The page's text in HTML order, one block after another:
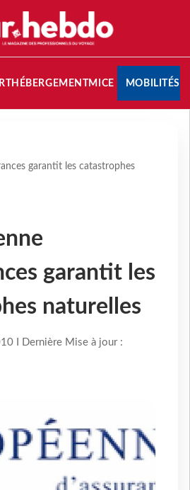
HÉBERGEMENTMICE MOBILITÉS
garantit les catastrophes
garantit les
naturelles
I Dernière Mise à jour :